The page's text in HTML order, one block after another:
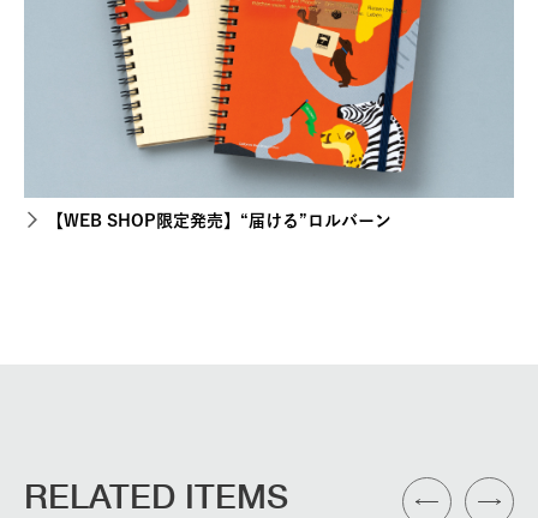
【WEB SHOP限定発売】“届ける”ロルバーン
RELATED ITEMS